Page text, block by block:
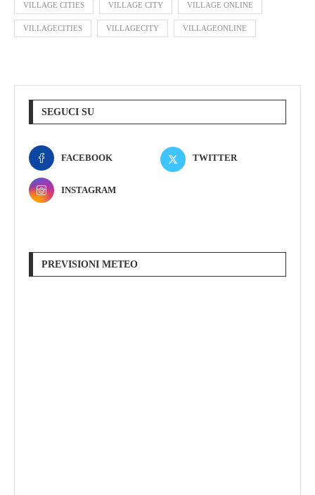
VILLAGE CITIES VILLAGE CITY VILLAGE ONLINE
VILLAGECITIES VILLAGECITY VILLAGEONLINE
SEGUCI SU
FACEBOOK TWITTER
INSTAGRAM
PREVISIONI METEO